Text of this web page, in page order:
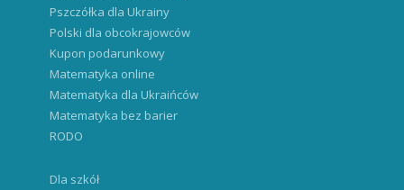
Pszczółka dla Ukrainy
Polski dla obcokrajowców
Kupon podarunkowy
Matematyka online
Matematyka dla Ukraińców
Matematyka bez barier
RODO
Dla szkół